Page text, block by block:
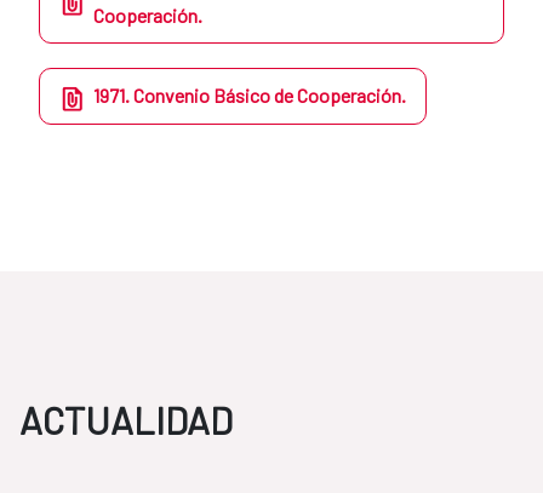
Cooperación.
1971. Convenio Básico de Cooperación.
ACTUALIDAD